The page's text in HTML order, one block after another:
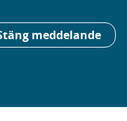
meddelande